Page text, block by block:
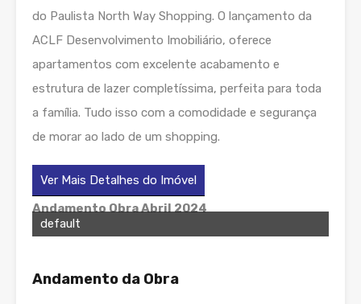
do Paulista North Way Shopping. O lançamento da
ACLF Desenvolvimento Imobiliário, oferece
apartamentos com excelente acabamento e
estrutura de lazer completíssima, perfeita para toda
a família. Tudo isso com a comodidade e segurança
de morar ao lado de um shopping.
Ver Mais Detalhes do Imóvel
Andamento Obra Abril 2024
default
Andamento da Obra